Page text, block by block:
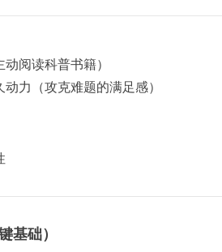
阅读科普书籍）
力（攻克难题的满足感）
基础）